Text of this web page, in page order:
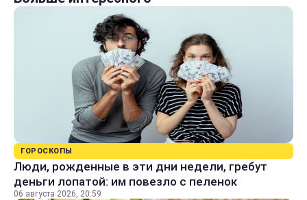
ГОРОСКОПЫ
Люди, рожденные в эти дни недели, гребут
деньги лопатой: им повезло с пеленок
06 августа 2026, 20:59